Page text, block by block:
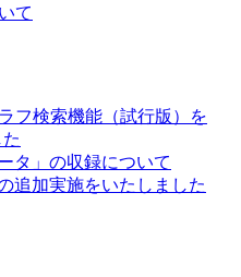
て
フ検索機能（試行版）を
タ」の収録について
追加実施をいたしました